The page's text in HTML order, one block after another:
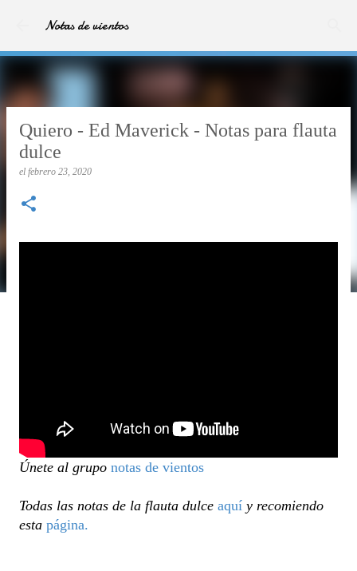
Ir al contenido principal
Notas de vientos
Quiero - Ed Maverick - Notas para flauta
dulce
el febrero 23, 2020
Únete al grupo notas de vientos
Todas las notas de la flauta dulce aquí y recomiendo
esta página.